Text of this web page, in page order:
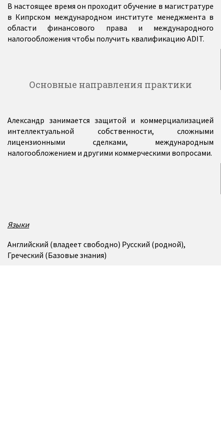
В настоящее время он проходит обучение в магистратуре
в Кипрском международном институте менеджмента в
области финансового права и международного
налогообложения чтобы получить квалификацию ADIT.
Основные направления практики
Александр занимается защитой и коммерциализацией
интеллектуальной собственности, сложными
лицензионными сделками, международным
налогообложением и другими коммерческими вопросами.
Языки
Английский (владеет свободно) Русский (родной),
Греческий (Базовые знания)